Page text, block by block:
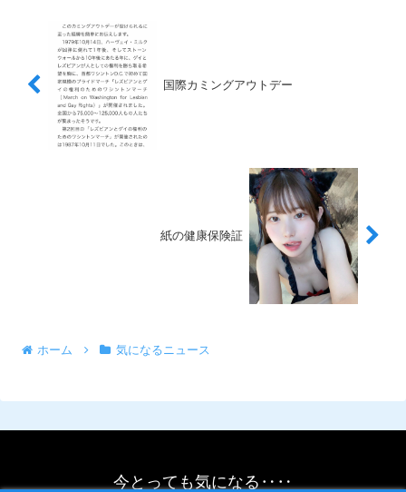
国際カミングアウトデー
紙の健康保険証
ホーム 気になるニュース
今とっても気になる‥‥